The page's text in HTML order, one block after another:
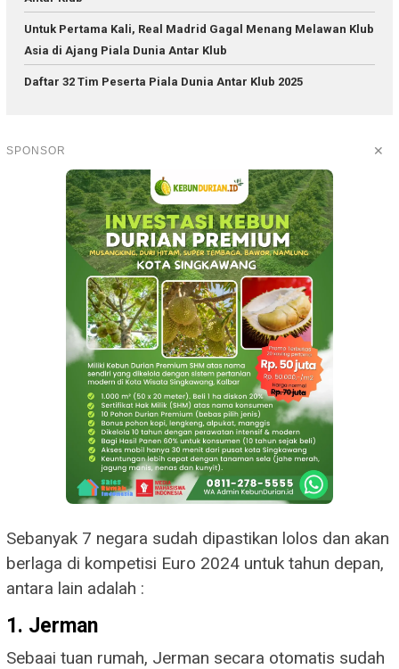
Untuk Pertama Kali, Real Madrid Gagal Menang Melawan Klub
Asia di Ajang Piala Dunia Antar Klub
Daftar 32 Tim Peserta Piala Dunia Antar Klub 2025
SPONSOR ✕
Sebanyak 7 negara sudah dipastikan lolos dan akan
berlaga di kompetisi Euro 2024 untuk tahun depan,
antara lain adalah :
1. Jerman
Sebaai tuan rumah, Jerman secara otomatis sudah